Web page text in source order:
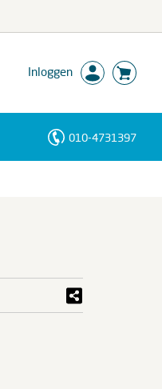
Inloggen
010-4731397